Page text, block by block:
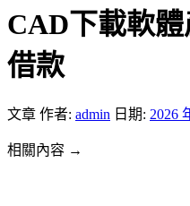
CAD下載軟
借款
文章 作者: admin 日期: 2026
相關內容 →